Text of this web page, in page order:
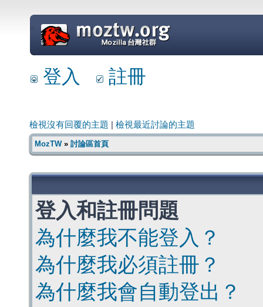
=
登入 註冊
檢視沒有回覆的主題 檢視最近討論的主題
MozTW» 討論區首頁
登入和註冊問題
為什麼我不能登入？
為什麼我必須註冊？
為什麼我會自動登出？